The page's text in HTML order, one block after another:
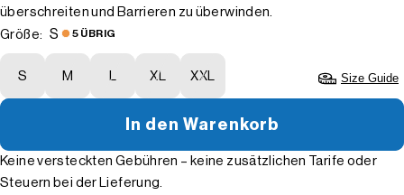
überschreiten und Barrieren zu überwinden.
Größe:
S 5 ÜBRIG
S M L XL XXL Size Guide
In den Warenkorb
Keine versteckten Gebühren – keine zusätzlichen Tarife oder
Steuern bei der Lieferung.